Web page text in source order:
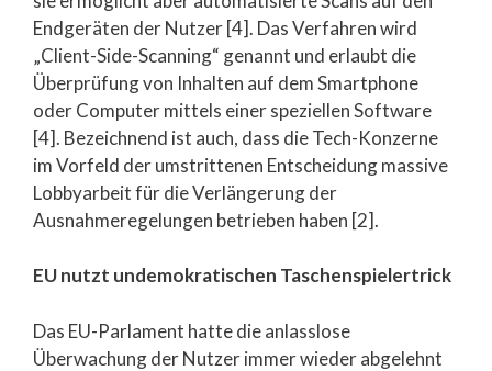
Endgeräten der Nutzer [4]. Das Verfahren wird
„Client-Side-Scanning“ genannt und erlaubt die
Überprüfung von Inhalten auf dem Smartphone
oder Computer mittels einer speziellen Software
[4]. Bezeichnend ist auch, dass die Tech-Konzerne
im Vorfeld der umstrittenen Entscheidung massive
Lobbyarbeit für die Verlängerung der
Ausnahmeregelungen betrieben haben [2].
EU nutzt undemokratischen Taschenspielertrick
Das EU-Parlament hatte die anlasslose
Überwachung der Nutzer immer wieder abgelehnt